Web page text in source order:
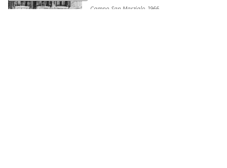
Campo San Marziale, 1966